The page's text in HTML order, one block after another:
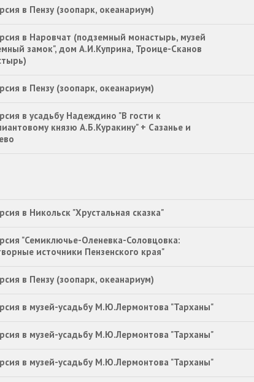
в Пензу (зоопарк, океанариум)
в Наровчат (подземный монастырь, музей
замок", дом А.И.Куприна, Троице-Сканов
в Пензу (зоопарк, океанариум)
в усадьбу Надеждино "В гости к
князю А.Б.Куракину" + Сазанье и
в Никольск "Хрустальная сказка"
"Семиключье-Оленевка-Соловцовка:
источники Пензенского края"
в Пензу (зоопарк, океанариум)
в музей-усадьбу М.Ю.Лермонтова "Тарханы"
в музей-усадьбу М.Ю.Лермонтова "Тарханы"
в музей-усадьбу М.Ю.Лермонтова "Тарханы"